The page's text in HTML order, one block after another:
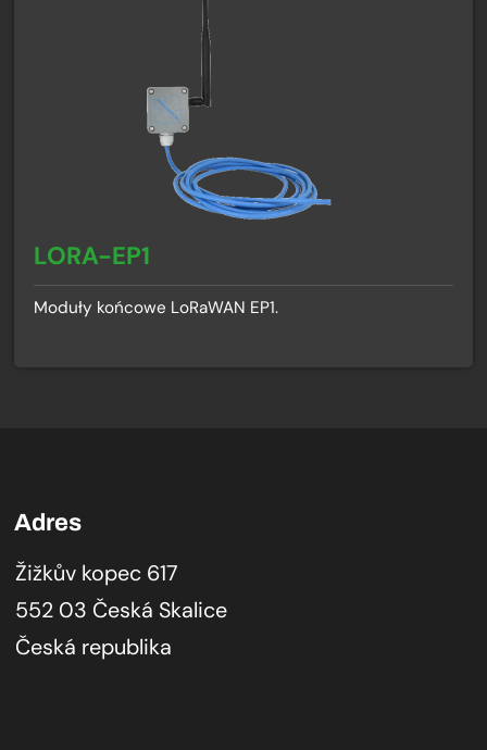
LORA-EP1
Moduły końcowe LoRaWAN EP1.
Adres
Žižkův kopec 617
552 03 Česká Skalice
Česká republika